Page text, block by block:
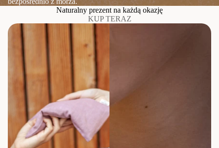
Naturalny prezent na każdą okazję
KUP TERAZ